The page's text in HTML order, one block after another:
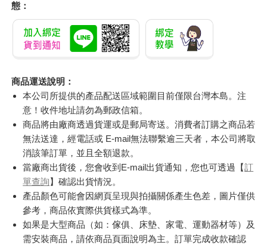
態：
商品運送說明：
本公司所提供的產品配送區域範圍目前僅限台灣本島。注
意！收件地址請勿為郵政信箱。
商品將由廠商透過貨運或是郵局寄送。消費者訂購之商品若
無法送達，經電話或 E-mail無法聯繫逾三天者，本公司將取
消該筆訂單，並且全額退款。
當廠商出貨後，您會收到E-mail出貨通知，您也可透過【訂
單查詢】確認出貨情況。
產品顏色可能會因網頁呈現與拍攝關係產生色差，圖片僅供
參考，商品依實際供貨樣式為準。
如果是大型商品（如：傢俱、床墊、家電、運動器材等）及
需安裝商品，請依商品頁面說明為主。訂單完成收款確認